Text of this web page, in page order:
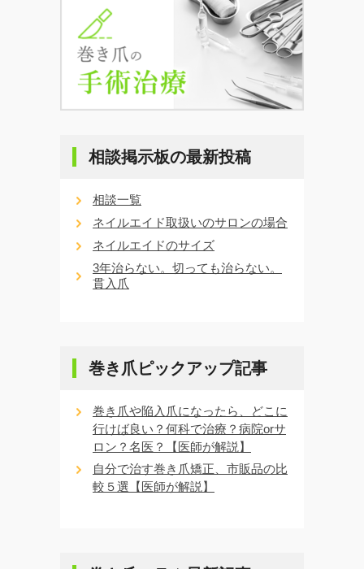
相談掲示板の最新投稿
相談一覧
ネイルエイド取扱いのサロンの場合
ネイルエイドのサイズ
3年治らない。切っても治らない。
貫入爪
巻き爪ピックアップ記事
巻き爪や陥入爪になったら、どこに
行けば良い？何科で治療？病院orサ
ロン？名医？【医師が解説】
自分で治す巻き爪矯正、市販品の比
較５選【医師が解説】